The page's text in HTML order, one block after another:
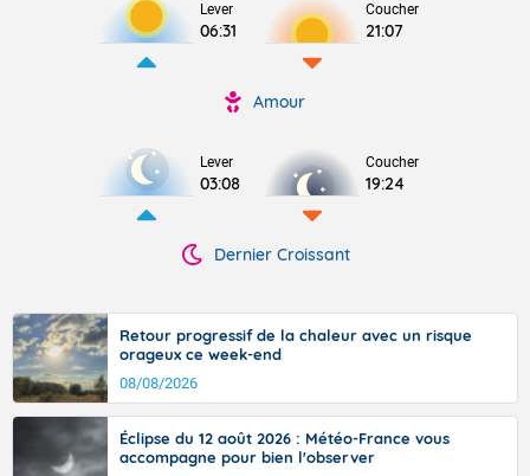
Lever
06:31
Coucher
21:07
Amour
Lever
03:08
Coucher
19:24
Dernier Croissant
Retour progressif de la chaleur avec un risque
orageux ce week-end
08/08/2026
Éclipse du 12 août 2026 : Météo-France vous
accompagne pour bien l'observer